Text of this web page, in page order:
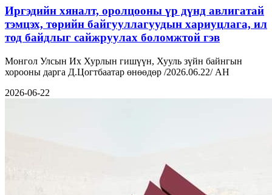
Иргэдийн хяналт, оролцооны үр дүнд авлигатай
тэмцэх, төрийн байгууллагуудын хариуцлага, ил
тод байдлыг сайжруулах боломжтой гэв
Монгол Улсын Их Хурлын гишүүн, Хууль зүйн байнгын
хорооны дарга Д.Цогтбаатар өнөөдөр /2026.06.22/ АН
2026-06-22